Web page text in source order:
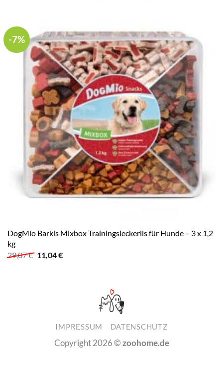
-7%
DogMio Barkis Mixbox Trainingsleckerlis für Hunde – 3 x 1,2
kg
29,07€ Ursprünglicher
Preis
11,04€Aktueller
IMPRESSUM DATENSCHUTZ
Copyright 2026 ©zoohome.de